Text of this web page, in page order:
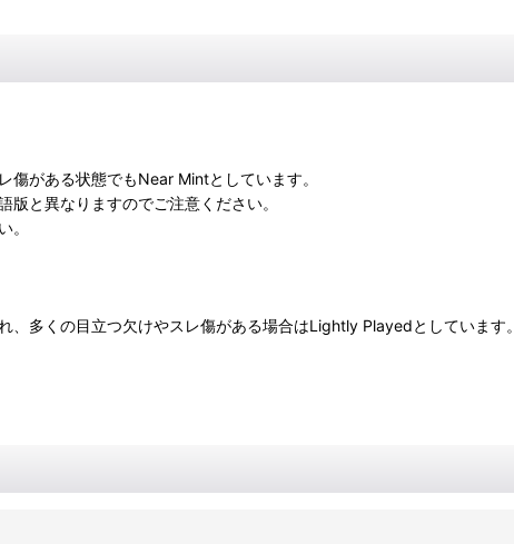
傷がある状態でもNear Mintとしています。
と異なりますのでご注意ください。
。
、多くの目立つ欠けやスレ傷がある場合はLightly Playedとしています。